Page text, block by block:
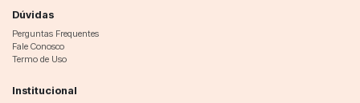
Dúvidas
Perguntas Frequentes
Fale Conosco
Termo de Uso
Institucional